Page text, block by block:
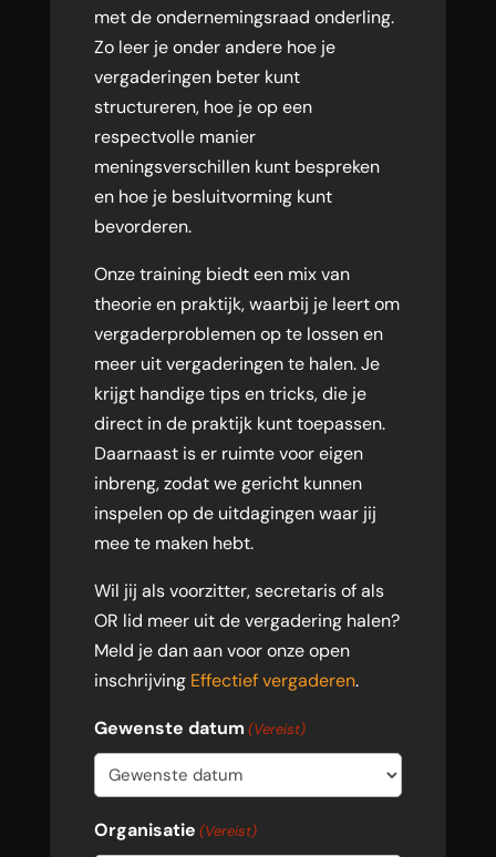
met de ondernemingsraad onderling.
Zo leer je onder andere hoe je
vergaderingen beter kunt
structureren, hoe je op een
respectvolle manier
meningsverschillen kunt bespreken
en hoe je besluitvorming kunt
bevorderen.
Onze training biedt een mix van
theorie en praktijk, waarbij je leert om
vergaderproblemen op te lossen en
meer uit vergaderingen te halen. Je
krijgt handige tips en tricks, die je
direct in de praktijk kunt toepassen.
Daarnaast is er ruimte voor eigen
inbreng, zodat we gericht kunnen
inspelen op de uitdagingen waar jij
mee te maken hebt.
Wil jij als voorzitter, secretaris of als
OR lid meer uit de vergadering halen?
Meld je dan aan voor onze open
inschrijving Effectief vergaderen.
Gewenste datum (Vereist)
Organisatie (Vereist)